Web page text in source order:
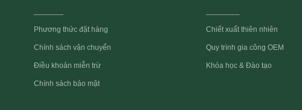
Phương thức đặt hàng
Chính sách vận chuyển
Điều khoản miễn trừ
Chính sách bảo mật
Chiết xuất thiên nhiên
Quy trình gia công OEM
Khóa học & Đào tạo